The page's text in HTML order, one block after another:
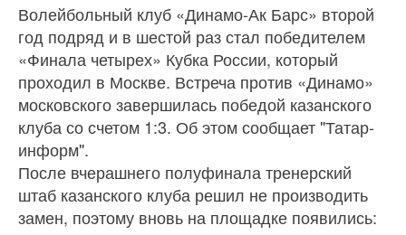
Волейбольный клуб «Динамо-Ак Барс» второй
год подряд и в шестой раз стал победителем
«Финала четырех» Кубка России, который
проходил в Москве. Встреча против «Динамо»
московского завершилась победой казанского
клуба со счетом 1:3. Об этом сообщает "Татар-
информ".
После вчерашнего полуфинала тренерский
штаб казанского клуба решил не производить
замен, поэтому вновь на площадке появились: